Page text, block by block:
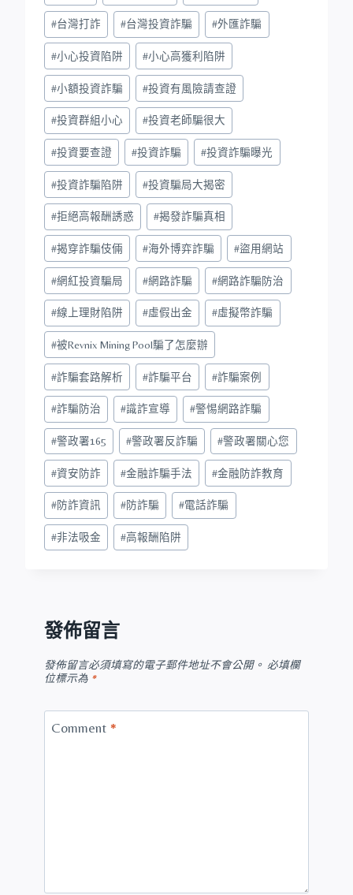
#台灣打詐 #台灣投資詐騙 #外匯詐騙
#小心投資陷阱 #小心高獲利陷阱
#小額投資詐騙 #投資有風險請查證
#投資群組小心 #投資老師騙很大
#投資要查證 #投資詐騙 #投資詐騙曝光
#投資詐騙陷阱 #投資騙局大揭密
#拒絕高報酬誘惑 #揭發詐騙真相
#揭穿詐騙伎倆 #海外博弈詐騙 #盜用網站
#網紅投資騙局 #網路詐騙 #網路詐騙防治
#線上理財陷阱 #虛假出金 #虛擬幣詐騙
#被Revnix Mining Pool騙了怎麼辦
#詐騙套路解析 #詐騙平台 #詐騙案例
#詐騙防治 #識詐宣導 #警惕網路詐騙
#警政署165 #警政署反詐騙 #警政署關心您
#資安防詐 #金融詐騙手法 #金融防詐教育
#防詐資訊 #防詐騙 #電話詐騙
#非法吸金 #高報酬陷阱
發佈留言
發佈留言必須填寫的電子郵件地址不會公開。 必填欄
位標示為 *
Comment *